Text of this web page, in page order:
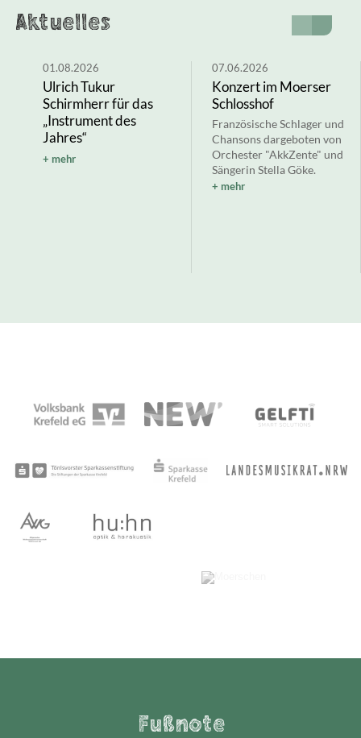
Aktuelles
01.08.2026
Ulrich Tukur
Schirmherr für das
„Instrument des
Jahres“
mehr
07.06.2026
Konzert im Moerser
Schlosshof
Französische Schlager und
Chansons dargeboten von
Orchester "AkkZente" und
Sängerin Stella Göke.
mehr
Fußnote